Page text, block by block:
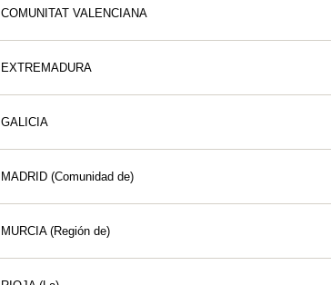
COMUNITAT VALENCIANA
EXTREMADURA
GALICIA
MADRID (Comunidad de)
MURCIA (Región de)